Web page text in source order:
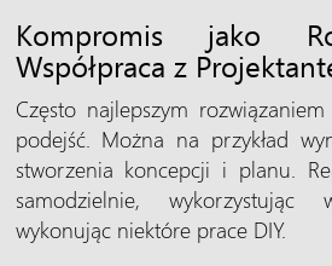
Kompromis jako
Współpraca z
Często najlepszym
podejść. Można na przykład
stworzenia koncepcji i planu.
samodzielnie, wykorzystując
wykonując niektóre prace DIY.